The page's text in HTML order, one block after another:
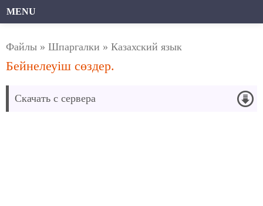
MENU
Файлы » Шпаргалки » Казахский язык
Бейнелеуіш сөздер.
Скачать с сервера